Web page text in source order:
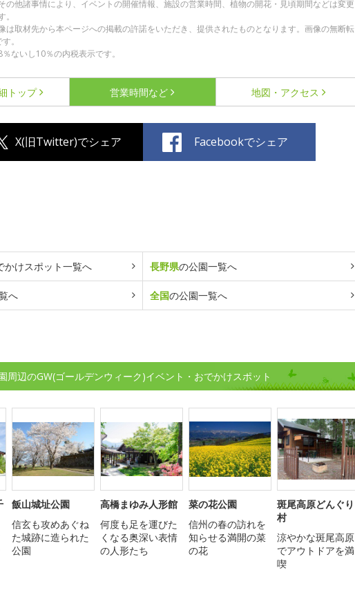
の他諸事情により、イベントの開催情報、施設の営業時間、植物の開花・見頃期間などは変更
は取材先から本ページへの掲載の許諾をいただき、提供されたものとなります。画像の無断転
。
ないし10％の内税表示です。
トップ 営業時間など 地図・アクセス
X(旧Twitter)でシェア Facebookでシェア
かけスポット一覧へ 長野県の公園一覧へ
へ 全国の公園一覧へ
周辺のGW(ゴールデンウィーク)イベント・おでかけスポット
飯山城址公園
信玄も攻めあぐね
た城跡に造られた
公園
高橋まゆみ人形館
何度も足を運びた
くなる奥深い表情
の人形たち
菜の花公園
信州の春の訪れを
知らせる満開の菜
の花
斑尾高原どんぐり
村
涼やかな斑尾高原
でアウトドアを満
喫